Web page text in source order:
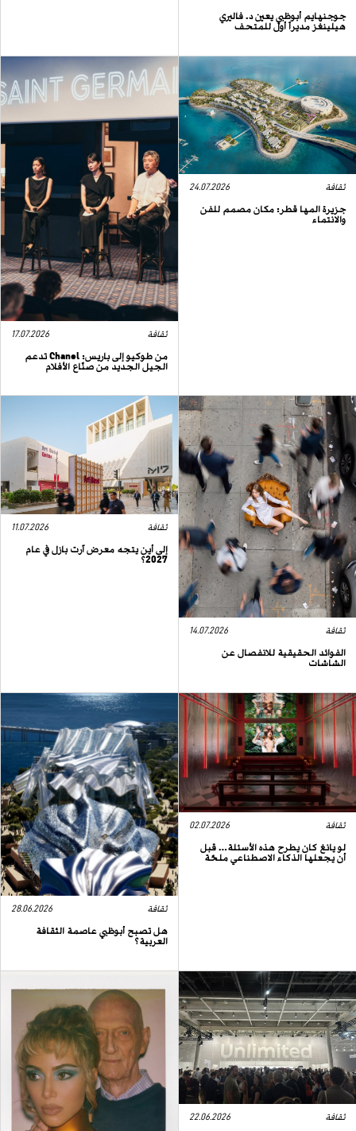
جوجنهايم أبوظبي يعين د. فاليري
هيلينغز مديراً أول للمتحف
ثقافة 24.07.2026
جزيرة المها قطر: مكان مصمم للفن
والانتماء
ثقافة 17.07.2026
من طوكيو إلى باريس: Chanel تدعم
الجيل الجديد من صنّاع الأفلام
ثقافة 14.07.2026
الفوائد الحقيقية للانفصال عن
الشاشات
ثقافة 11.07.2026
إلى أين يتجه معرض آرت بازل في عام
2027؟
ثقافة 02.07.2026
لو يانغ كان يطرح هذه الأسئلة… قبل
أن يجعلها الذكاء الاصطناعي ملحّة
ثقافة 28.06.2026
هل تصبح أبوظبي عاصمة الثقافة
العربية؟
ثقافة 22.06.2026